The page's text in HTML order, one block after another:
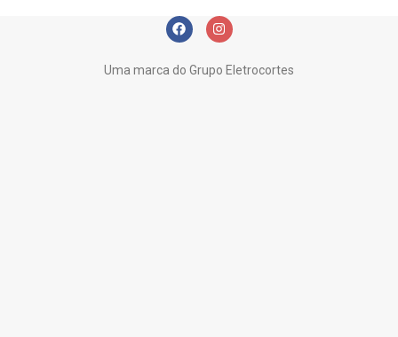
Uma marca do Grupo Eletrocortes